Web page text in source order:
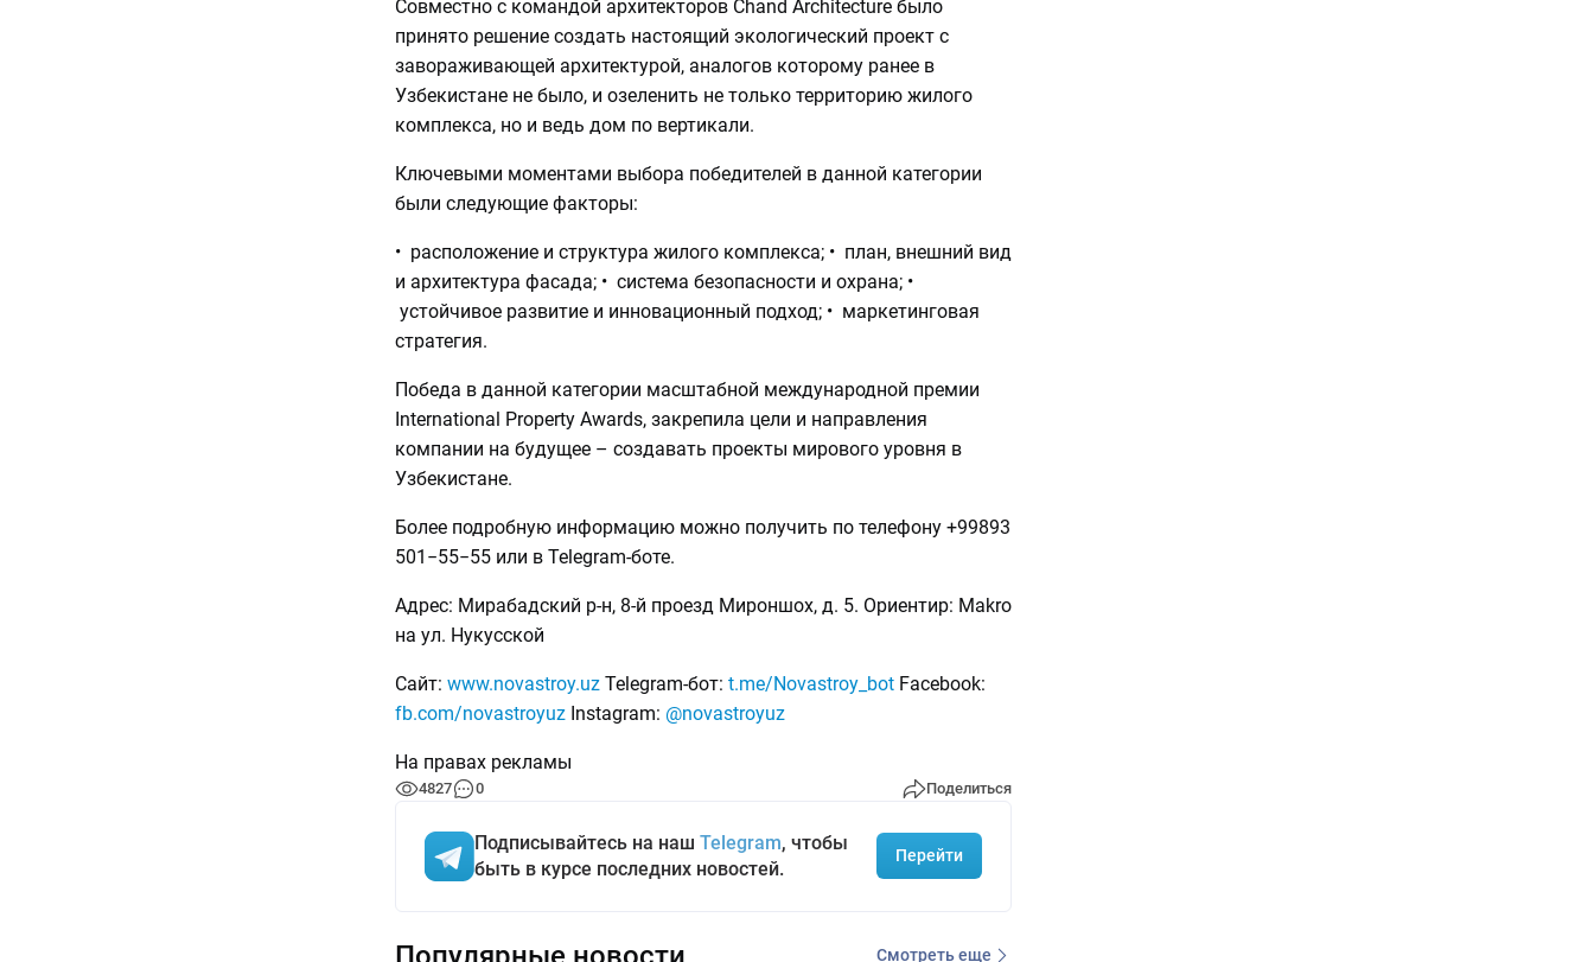
Совместно с командой архитекторов Chand Architecture было
принято решение создать настоящий экологический проект с
завораживающей архитектурой, аналогов которому ранее в
Узбекистане не было, и озеленить не только территорию жилого
комплекса, но и ведь дом по вертикали.
Ключевыми моментами выбора победителей в данной категории
были следующие факторы:
• расположение и структура жилого комплекса; • план, внешний вид
и архитектура фасада; • система безопасности и охрана; •
устойчивое развитие и инновационный подход; • маркетинговая
стратегия.
Победа в данной категории масштабной международной премии
International Property Awards, закрепила цели и направления
компании на будущее – создавать проекты мирового уровня в
Узбекистане.
Более подробную информацию можно получить по телефону +99893
501−55−55 или в Telegram-боте.
Адрес: Мирабадский р-н, 8-й проезд Мироншох, д. 5. Ориентир: Makro
на ул. Нукусской
Сайт: www.novastroy.uzTelegram-бот: t.me/Novastroy_botFacebook:
fb.com/novastroyuzInstagram: @novastroyuz
На правах рекламы
4827 0 Поделиться
Подписывайтесь на наш Telegram, чтобы
быть в курсе последних новостей.
Перейти
Смотреть еще